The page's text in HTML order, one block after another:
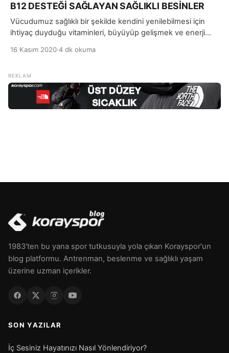
B12 DESTEĞİ SAĞLAYAN SAĞLIKLI BESİNLER
Vücudumuz sağlıklı bir şekilde kendini yenilebilmesi için
ihtiyaç duyduğu vitaminleri, büyüyüp gelişmek ve enerji
16 Kasım 2020·4 dk okuma
1983'ten bu yana spor tutkusuyla yola çıkan Korayspor'un
blog platformu. Antrenman, beslenme ve sağlıklı yaşam
üzerine uzman içerikler.
SON YAZILAR
İç Sesiniz Hayatınızı Nasıl Yönlendiriyor?